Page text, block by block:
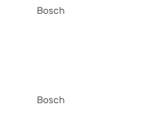
Bosch
Bosch